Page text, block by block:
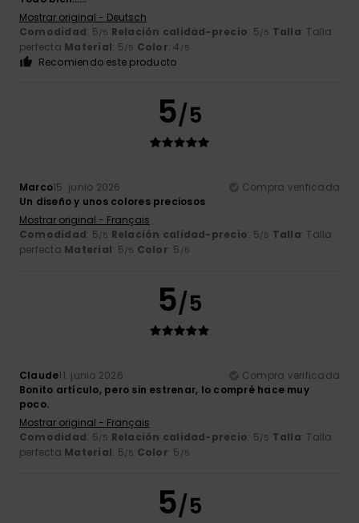
Mostrar original - Deutsch
Comodidad: 5/5 Relación calidad-precio: 5/5 Talla: Talla
perfecta Material: 5/5 Color: 4 /5
Recomiendo este producto
5/5
Marco15. junio 2026
Compra verificada
Un diseño y unos colores preciosos
Mostrar original - Français
Comodidad: 5/5 Relación calidad-precio: 5/5 Talla: Talla
perfecta Material: 5/5 Color: 5 /5
5/5
Claude11. junio 2026
Compra verificada
Bonito artículo, pero sin estrenar, lo compré hace muy
poco.
Mostrar original - Français
Comodidad: 5/5 Relación calidad-precio: 5/5 Talla: Talla
perfecta Material: 5/5 Color: 5 /5
5/5